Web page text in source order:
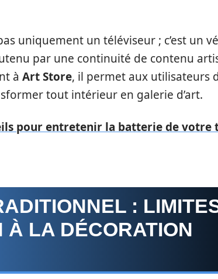
uniquement un téléviseur ; c’est un
par une continuité de contenu
à Art Store, il permet aux utilisateurs
tout intérieur en galerie d’art.
pour entretenir la batterie de
:
À LA DÉCORATION